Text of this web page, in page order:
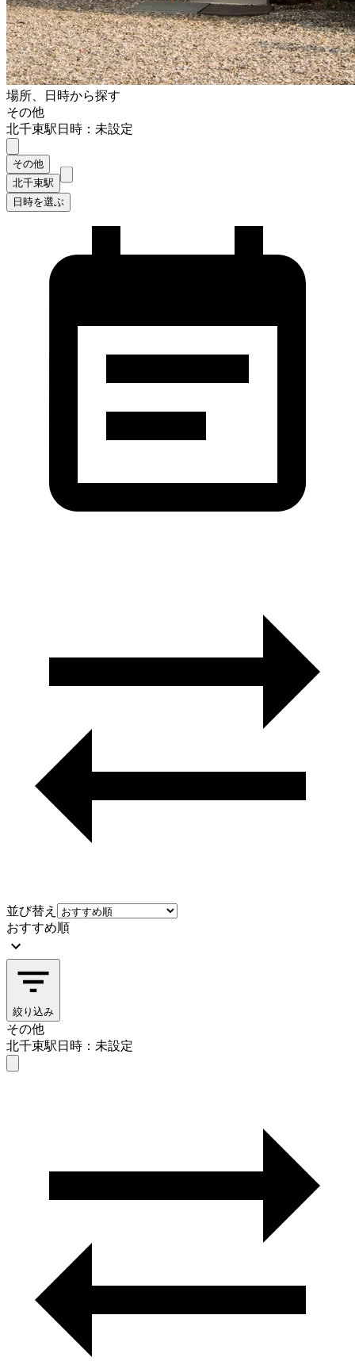
場所、日時から探す
その他
北千束駅日時：未設定
その他
北千束駅
日時を選ぶ
並び替え
おすすめ順
絞り込み
その他
北千束駅日時：未設定